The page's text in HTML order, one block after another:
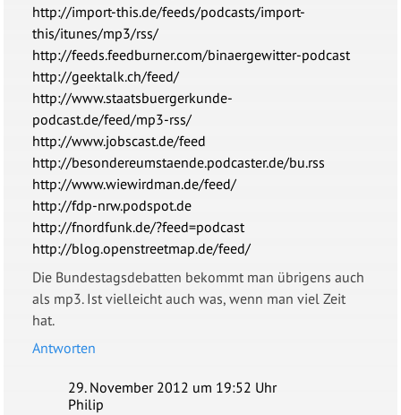
http://import-this.de/feeds/podcasts/import-
this/itunes/mp3/rss/
http://feeds.feedburner.com/binaergewitter-podcast
http://geektalk.ch/feed/
http://www.staatsbuergerkunde-
podcast.de/feed/mp3-rss/
http://www.jobscast.de/feed
http://besondereumstaende.podcaster.de/bu.rss
http://www.wiewirdman.de/feed/
http://fdp-nrw.podspot.de
http://fnordfunk.de/?feed=podcast
http://blog.openstreetmap.de/feed/
Die Bundestagsdebatten bekommt man übrigens auch
als mp3. Ist vielleicht auch was, wenn man viel Zeit
hat.
Antworten
29. November 2012 um 19:52 Uhr
Philip